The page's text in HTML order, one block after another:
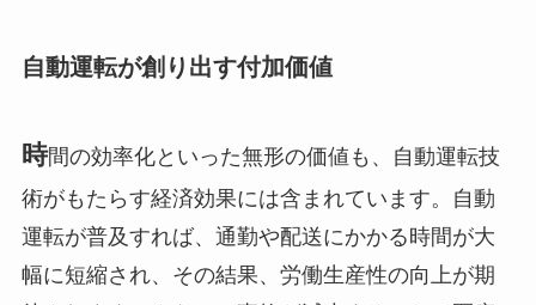
自動運転が創り出す付加価値
時間の効率化といった無形の価値も、自動運転技
術がもたらす経済効果には含まれています。自動
運転が普及すれば、通勤や配送にかかる時間が大
幅に短縮され、その結果、労働生産性の向上が期